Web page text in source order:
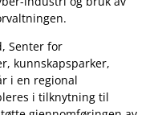
Senter for
kunnskapsparker,
i en regional
i tilknytning til